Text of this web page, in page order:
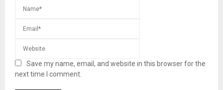
Save my name, email, and website in this browser for the
next time I comment.